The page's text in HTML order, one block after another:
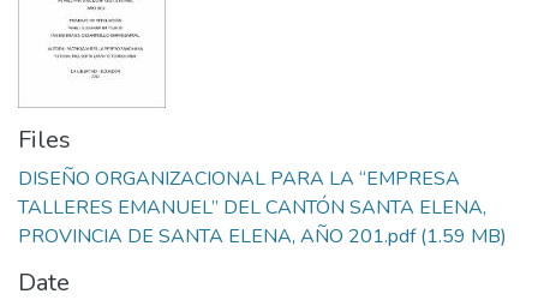
Files
DISEÑO ORGANIZACIONAL PARA LA “EMPRESA
TALLERES EMANUEL” DEL CANTÓN SANTA ELENA,
PROVINCIA DE SANTA ELENA, AÑO 201.pdf(1.59 MB)
Date